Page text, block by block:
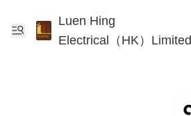
Luen Hing
Electrical（HK）Limited